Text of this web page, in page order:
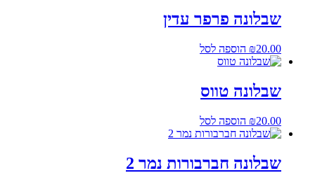
שבלונה פרפר עדין
₪20.00 הוספה לסל
שבלונה טווס
₪20.00 הוספה לסל
שבלונה חברבורות נמר 2